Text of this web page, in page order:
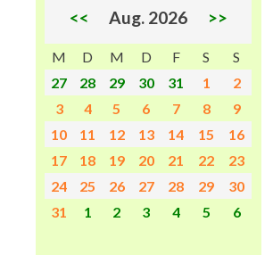
<< Aug. 2026 >>
M D M D F S
S
27
28 29 30 31 1
2
3
4 5 6 7 8
9
10
11 12 13 14 15
16
17
18 19 20 21 22
23
24
25 26 27 28 29
30
31
1 2 3 4 5 6